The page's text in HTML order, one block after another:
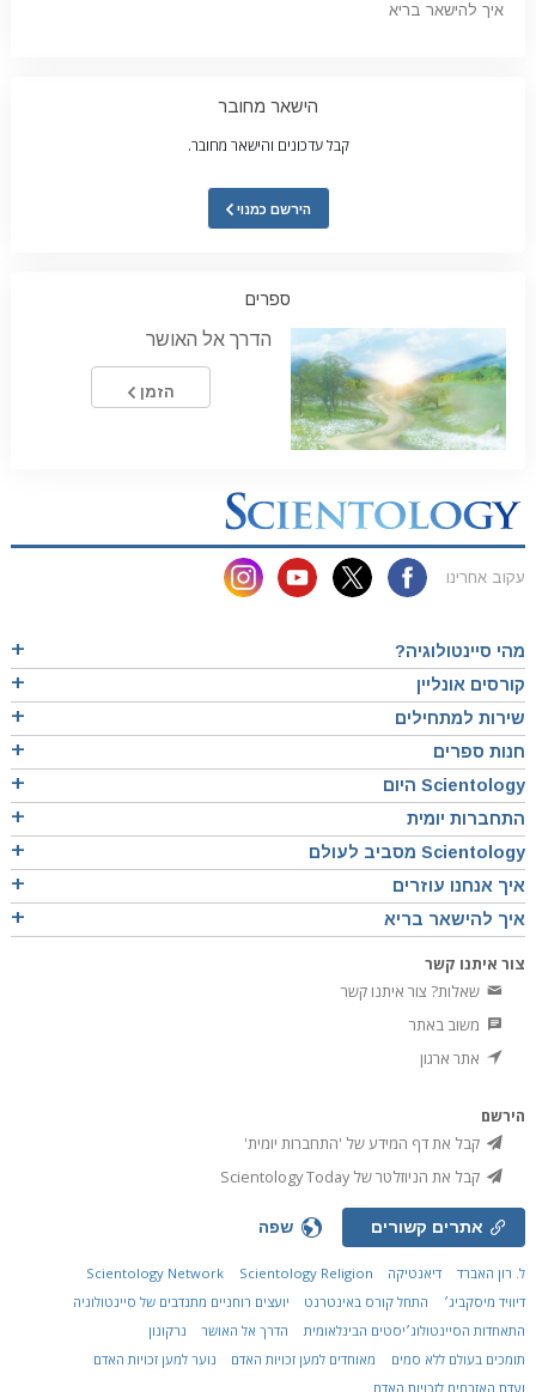
איך להישאר בריא
הישאר מחובר
קבל עדכונים והישאר מחובר.
הירשם כמנוי
ספרים
הדרך אל האושר
הזמן
עקוב אחרינו
מהי סיינטולוגיה?
קורסים אונליין
שירות למתחילים
חנות ספרים
Scientology היום
התחברות יומית
Scientology מסביב לעולם
איך אנחנו עוזרים
איך להישאר בריא
צור איתנו קשר
שאלות? צור איתנו קשר
משוב באתר
אתר ארגון
הירשם
קבל את דף המידע של 'התחברות יומית'
קבל את הניוזלטר של Scientology Today
אתרים קשורים שפה
ל. רון האברד דיאנטיקה Scientology Network
Scientology Religion
דיוויד מיסקביג׳
התחל קורס באינטרנט
יועצים רוחניים מתנדבים של סיינטולוגיה
התאחדות הסיינטולוג׳יסטים הבינלאומית
הדרך אל האושר
נרקונון
תומכים בעולם ללא סמים
מאוחדים למען זכויות האדם
נוער למען זכויות האדם
ועדת האזרחים לזכויות האדם